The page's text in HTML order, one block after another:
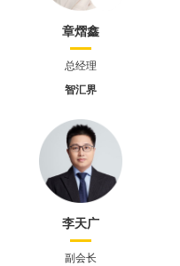
章熠鑫
总经理
智汇界
李天广
副会长